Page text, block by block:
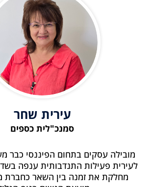
עירית שחר
סמנכ"לית כספים
מובילה עסקים בתחום הפיננסי כבר מעל ל-
לעירית פעילות התנדבותית ענפה
מחלקת את זמנה בין השאר כחברת